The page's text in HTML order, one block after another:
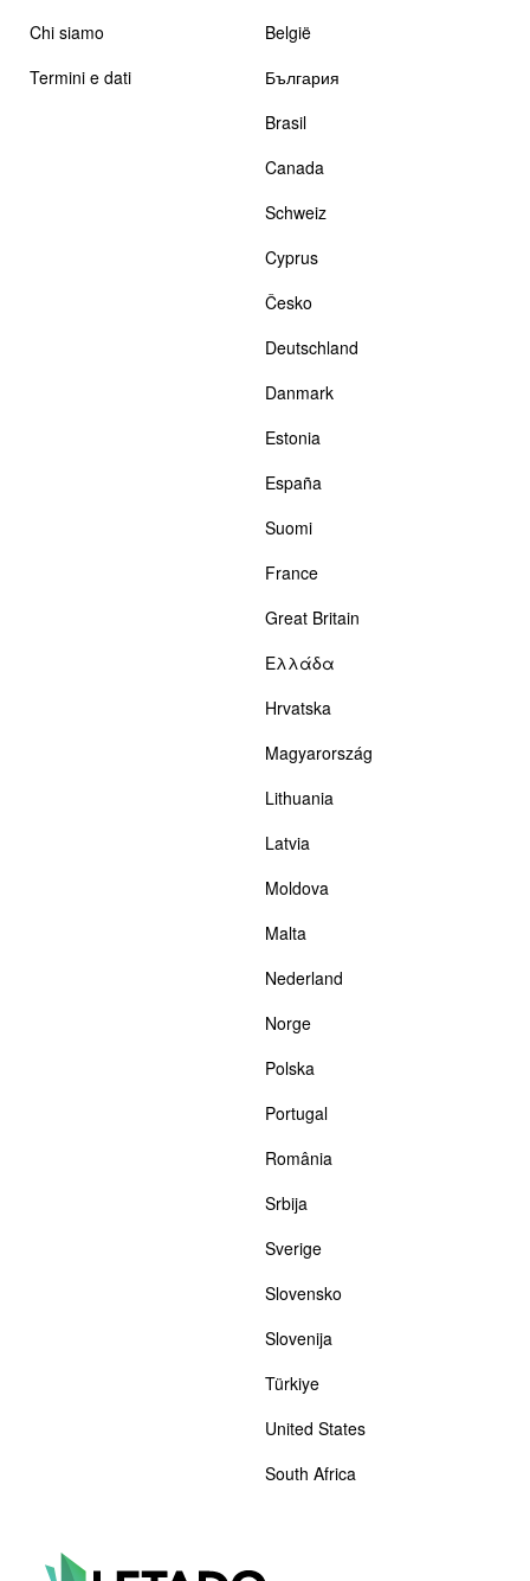
Chi siamo
Termini e dati
België
България
Brasil
Canada
Schweiz
Cyprus
Česko
Deutschland
Danmark
Estonia
España
Suomi
France
Great Britain
Ελλάδα
Hrvatska
Magyarország
Lithuania
Latvia
Moldova
Malta
Nederland
Norge
Polska
Portugal
România
Srbija
Sverige
Slovensko
Slovenija
Türkiye
United States
South Africa